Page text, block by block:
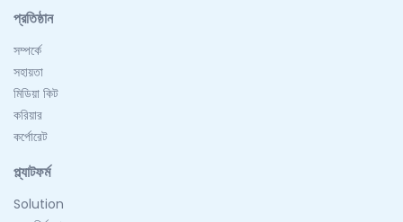
প্রতিষ্ঠান
সম্পর্কে
সহায়তা
মিডিয়া কিট
করিয়ার
কর্পোরেট
প্ল্যাটফর্ম
Solution